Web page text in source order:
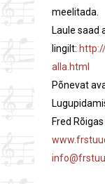
meelitada.
Laule saad
lingilt:
alla.html
Põnevat
Fred Rõigas